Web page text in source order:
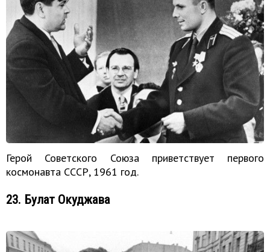
Герой Советского Союза приветствует первого
космонавта СССР, 1961 год.
23. Булат Окуджава